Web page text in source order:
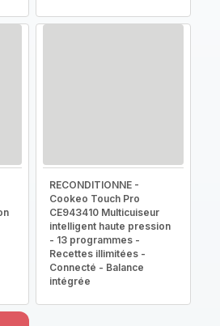
RECONDITIONNE -
Cookeo Touch Pro
CE943410 Multicuiseur
intelligent haute pression
- 13 programmes -
Recettes illimitées -
Connecté - Balance
intégrée